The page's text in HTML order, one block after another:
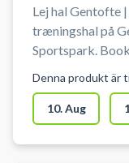
Lej hal Gentofte
træningshal på
Sportspark.
bander),
basketball eller
baner eller til
badmintonbaner.
Denna produkt är
10. Aug